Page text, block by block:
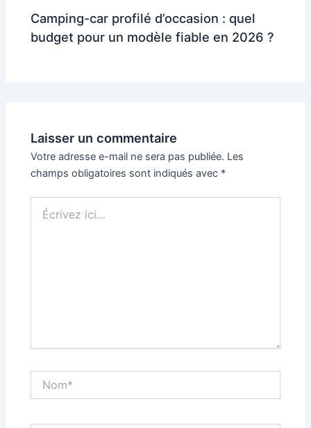
Camping-car profilé d’occasion : quel
budget pour un modèle fiable en 2026 ?
Laisser un commentaire
Votre adresse e-mail ne sera pas publiée. Les
champs obligatoires sont indiqués avec *
ici…